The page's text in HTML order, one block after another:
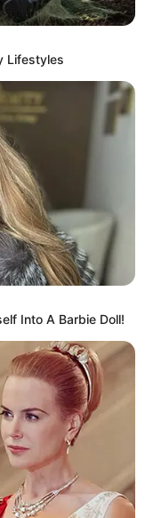
yang debut 10
Grup ini terdiri dari
Xiao, Kogyeol,
Lifestyles
Into A Barbie Doll!